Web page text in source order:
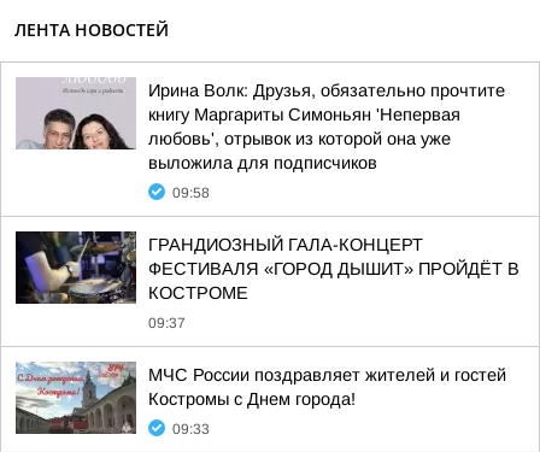
ЛЕНТА НОВОСТЕЙ
Ирина Волк: Друзья, обязательно прочтите
книгу Маргариты Симоньян 'Непервая
любовь', отрывок из которой она уже
выложила для подписчиков
09:58
ГРАНДИОЗНЫЙ ГАЛА-КОНЦЕРТ
ФЕСТИВАЛЯ «ГОРОД ДЫШИТ» ПРОЙДЁТ В
КОСТРОМЕ
09:37
МЧС России поздравляет жителей и гостей
Костромы с Днем города!
09:33